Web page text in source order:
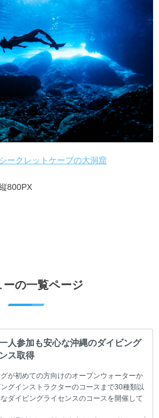
ークレットケーブの大洞窟
800PX
ーの一覧ページ
人参加も安心な沖縄のダイビング
ス取得
が初めての方向けのオープンウォーターか
グインストラクターのコースまで30種類以
ダイビングライセンスのコースを開催して